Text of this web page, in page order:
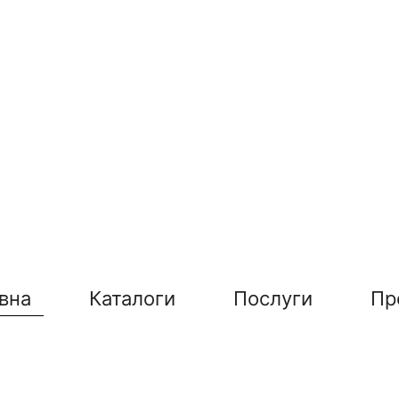
Каталоги Послуги